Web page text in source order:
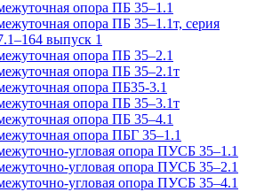
опора ПБ 35–1.1
опора ПБ 35–1.1т, серия
выпуск 1
опора ПБ 35–2.1
опора ПБ 35–2.1т
опора ПБ35-3.1
опора ПБ 35–3.1т
опора ПБ 35–4.1
опора ПБГ 35–1.1
угловая опора ПУСБ 35–1.1
угловая опора ПУСБ 35–2.1
угловая опора ПУСБ 35–4.1